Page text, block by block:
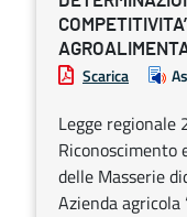
Scarica
Legge regionale
Riconoscimento
delle Masserie
Azienda agricola